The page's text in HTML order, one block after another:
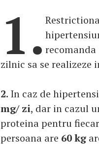
1.
zilnic sa se realizeze
2. In caz de
mg/ zi, dar in cazul
proteina pentru
persoana are 60 kg